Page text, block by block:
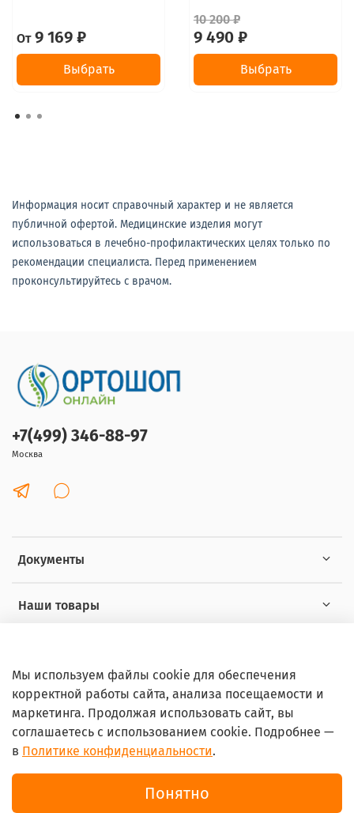
От9 169 ₽
Выбрать
10 200 ₽
9 490 ₽
Выбрать
Информация носит справочный характер и не является
публичной офертой. Медицинские изделия могут
использоваться в лечебно-профилактических целях только по
рекомендации специалиста. Перед применением
проконсультируйтесь с врачом.
Документы
Наши товары
+7(499) 346-88-97
Москва
© 2026 Любое использование контента без письменного
разрешения запрещено
Мы используем файлы cookie для обеспечения
корректной работы сайта, анализа посещаемости и
маркетинга. Продолжая использовать сайт, вы
соглашаетесь с использованием cookie. Подробнее —
в Политике конфиденциальности.
Понятно